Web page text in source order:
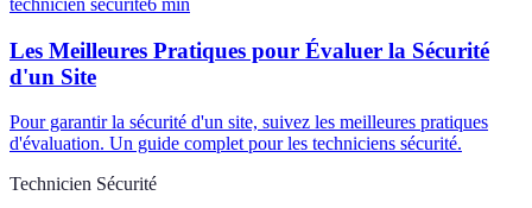
technicien securite6 min
Les Meilleures Pratiques pour Évaluer la Sécurité
d'un Site
Pour garantir la sécurité d'un site, suivez les meilleures pratiques
d'évaluation. Un guide complet pour les techniciens sécurité.
Technicien Sécurité